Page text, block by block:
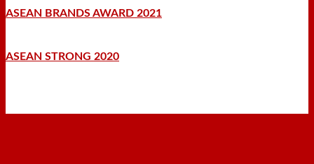
ASEAN BRANDS AWARD 2021
ASEAN STRONG 2020